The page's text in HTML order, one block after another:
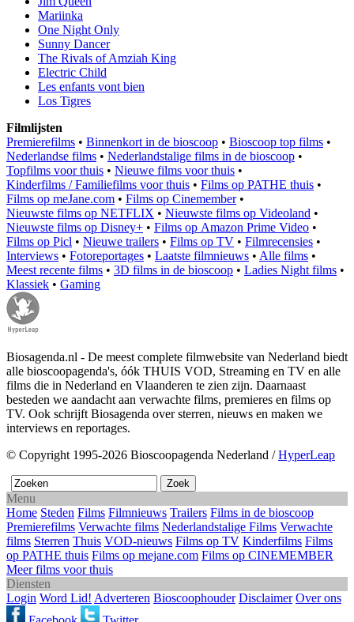
Mariinka
One Night Only
Sunny Dancer
The Rivals of Amziah King
Electric Child
Les enfants vont bien
Los Tigres
Filmlijsten
Premierefilms • Binnenkort in de bioscoop • Bioscoop top films •
Nederlandse films • Nederlandstalige films in de bioscoop •
Topfilms voor thuis • Nieuwe films voor thuis •
Kinderfilms / Familiefilms voor thuis • Films op PATHE thuis •
Films op meJane.com • Films op Cinemember•
Nieuwste films op NETFLIX • Nieuwste films op Videoland •
Nieuwste films op Disney+ • Films op Amazon Prime Video •
Films op Picl • Nieuwe trailers • Films op TV • Filmrecensies •
Interviews • Fotoreportages • Laatste filmnieuws • Alle films •
Meest recente films • 3D films in de bioscoop • Ladies Night films •
Klassiek • Gaming
Biosagenda.nl - De meest complete filmwebsite van Nederland biedt
alle bioscoopagenda's, óók THUIS VOD, Streaming en TV en alle
films die in Nederland en Vlaanderen te zien zijn. Daarnaast
besteden we aandacht aan verwachte films, premieres en films op
TV. Ook schrijft Biosagenda over sterren, nieuws en maken we
interviews en reportages.
© Copyright 1995-2026 Bioscoopagenda Nederland /HyperLeap
Menu
Home Steden Films Filmnieuws Trailers Films in de bioscoop
Premierefilms Verwachte films Nederlandstalige Films Verwachte
films Sterren Thuis VOD-nieuws Films op TV Kinderfilms Films
op PATHE thuis Films op mejane.com Films op CINEMEMBER
Meer films voor thuis
Diensten
Login Word Lid! Adverteren Bioscoophouder Disclaimer Over ons